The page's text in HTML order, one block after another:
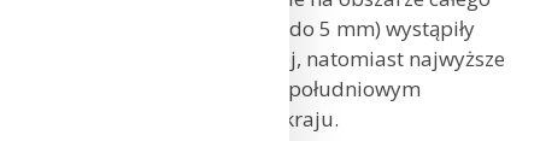
kraju. Najniższe (spadające do 5 mm) wystąpiły
w okolicach Kotliny Kłodzkiej, natomiast najwyższe
przekraczające 60 mm – na południowym
wschodzie oraz na północy kraju.